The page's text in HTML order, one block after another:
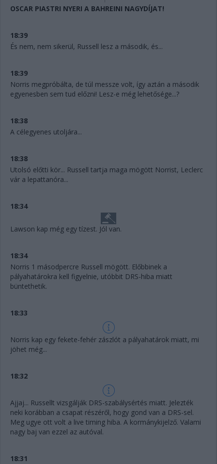
OSCAR PIASTRI NYERI A BAHREINI NAGYDÍJAT!
18:39
És nem, nem sikerül, Russell lesz a második, és...
18:39
Norris megpróbálta, de túl messze volt, így aztán a második
egyenesben sem tud előzni! Lesz-e még lehetősége...?
18:38
A célegyenes utoljára...
18:38
Utolsó előtti kör... Russell tartja maga mögött Norrist, Leclerc
vár a lepattanóra...
18:34
Lawson kap még egy tízest. Jól van.
18:34
Norris 1 másodpercre Russell mögött. Előbbinek a
pályahatárokra kell figyelnie, utóbbit DRS-hiba miatt
büntethetik.
18:33
Norris kap egy fekete-fehér zászlót a pályahatárok miatt, mi
jöhet még...
18:32
Ajjaj... Russellt vizsgálják DRS-szabálysértés miatt. Jelezték
neki korábban a csapat részéről, hogy gond van a DRS-sel.
Meg ugye ott volt a live timing hiba. A kormánykijelző. Valami
nagy baj van ezzel az autóval.
18:31